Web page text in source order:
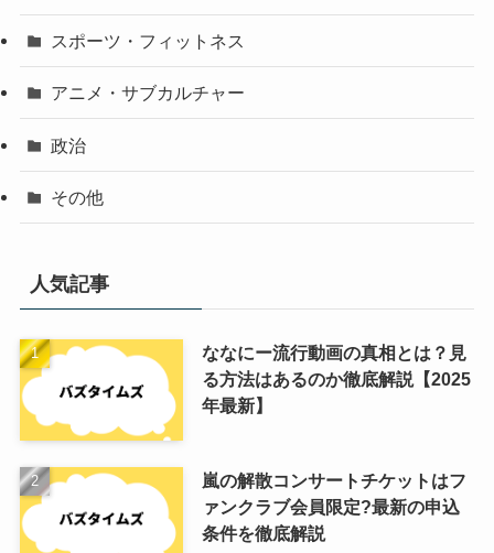
スポーツ・フィットネス
アニメ・サブカルチャー
政治
その他
人気記事
ななにー流行動画の真相とは？見
る方法はあるのか徹底解説【2025
年最新】
嵐の解散コンサートチケットはフ
ァンクラブ会員限定?最新の申込
条件を徹底解説